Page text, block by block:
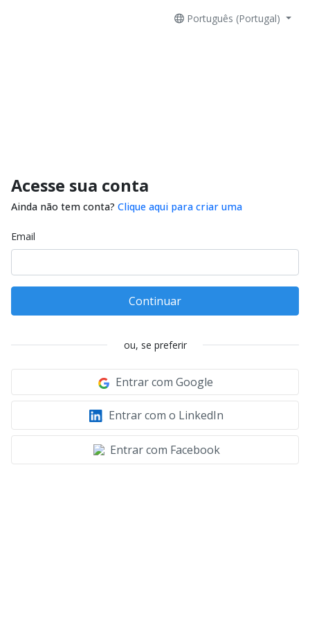
Português (Portugal)
Acesse sua conta
Ainda não tem conta? Clique aqui para criar uma
Email
Continuar
ou, se preferir
Entrar com Google
Entrar com o LinkedIn
Entrar com Facebook